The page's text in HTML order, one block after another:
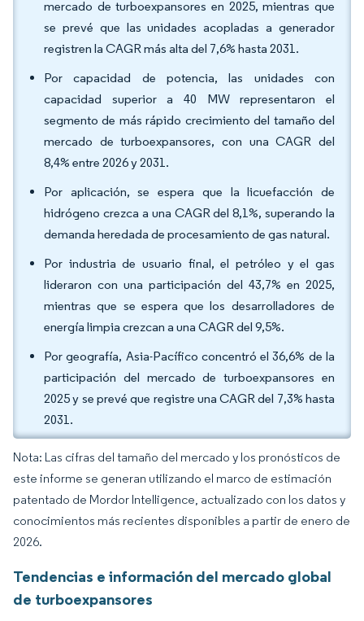
mercado de turboexpansores en 2025, mientras que
se prevé que las unidades acopladas a generador
registren la CAGR más alta del 7,6% hasta 2031.
Por capacidad de potencia, las unidades con
capacidad superior a 40 MW representaron el
segmento de más rápido crecimiento del tamaño del
mercado de turboexpansores, con una CAGR del
8,4% entre 2026 y 2031.
Por aplicación, se espera que la licuefacción de
hidrógeno crezca a una CAGR del 8,1%, superando la
demanda heredada de procesamiento de gas natural.
Por industria de usuario final, el petróleo y el gas
lideraron con una participación del 43,7% en 2025,
mientras que se espera que los desarrolladores de
energía limpia crezcan a una CAGR del 9,5%.
Por geografía, Asia-Pacífico concentró el 36,6% de la
participación del mercado de turboexpansores en
2025 y se prevé que registre una CAGR del 7,3% hasta
2031.
Nota: Las cifras del tamaño del mercado y los pronósticos de
este informe se generan utilizando el marco de estimación
patentado de Mordor Intelligence, actualizado con los datos y
conocimientos más recientes disponibles a partir de enero de
2026.
Tendencias e información del mercado global
de turboexpansores